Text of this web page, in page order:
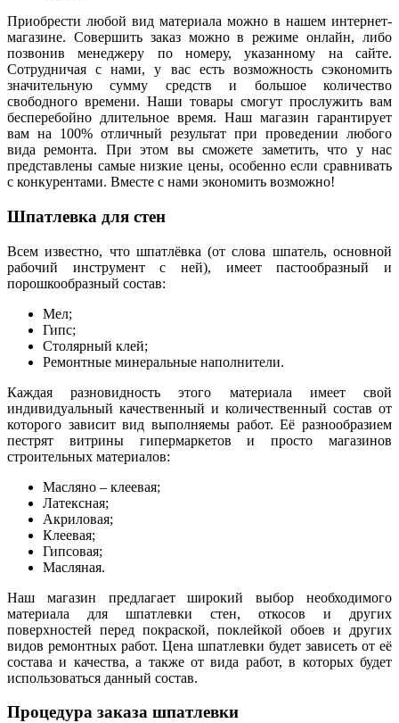
Приобрести любой вид материала можно в нашем интернет-
магазине. Совершить заказ можно в режиме онлайн, либо
позвонив менеджеру по номеру, указанному на сайте.
Сотрудничая с нами, у вас есть возможность сэкономить
значительную сумму средств и большое количество
свободного времени. Наши товары смогут прослужить вам
бесперебойно длительное время. Наш магазин гарантирует
вам на 100% отличный результат при проведении любого
вида ремонта. При этом вы сможете заметить, что у нас
представлены самые низкие цены, особенно если сравнивать
с конкурентами. Вместе с нами экономить возможно!
Шпатлевка для стен
Всем известно, что шпатлёвка (от слова шпатель, основной
рабочий инструмент с ней), имеет пастообразный и
порошкообразный состав:
Мел;
Гипс;
Столярный клей;
Ремонтные минеральные наполнители.
Каждая разновидность этого материала имеет свой
индивидуальный качественный и количественный состав от
которого зависит вид выполняемы работ. Её разнообразием
пестрят витрины гипермаркетов и просто магазинов
строительных материалов:
Масляно – клеевая;
Латексная;
Акриловая;
Клеевая;
Гипсовая;
Масляная.
Наш магазин предлагает широкий выбор необходимого
материала для шпатлевки стен, откосов и других
поверхностей перед покраской, поклейкой обоев и других
видов ремонтных работ. Цена шпатлевки будет зависеть от её
состава и качества, а также от вида работ, в которых будет
использоваться данный состав.
Процедура заказа шпатлевки